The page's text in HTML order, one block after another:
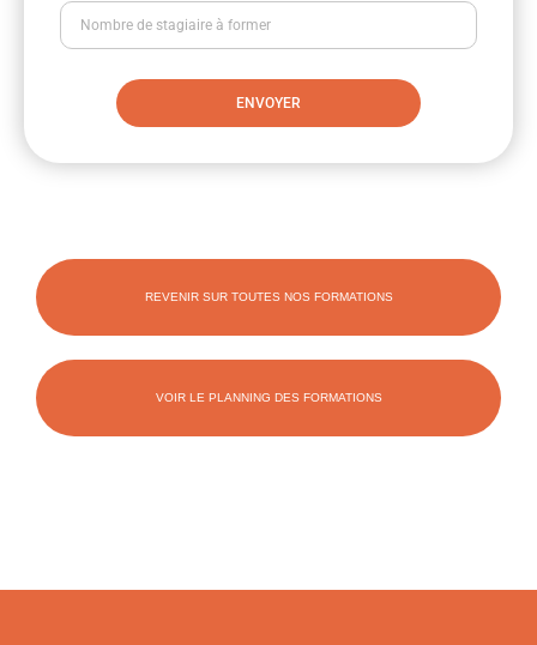
ENVOYER
REVENIR SUR TOUTES NOS FORMATIONS
VOIR LE PLANNING DES FORMATIONS